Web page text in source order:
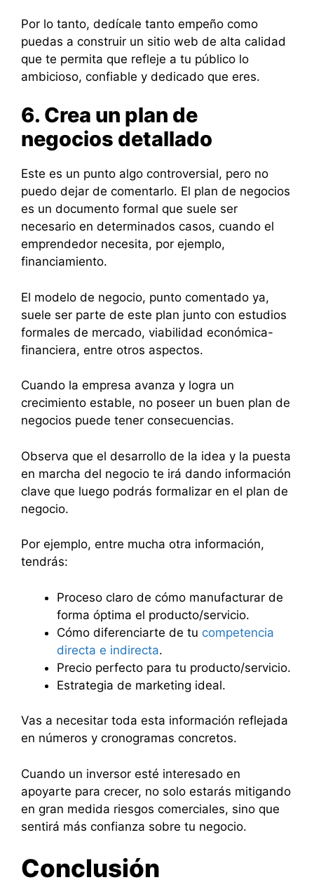
Por lo tanto, dedícale tanto empeño como
puedas a construir un sitio web de alta calidad
que te permita que refleje a tu público lo
ambicioso, confiable y dedicado que eres.
6. Crea un plan de
negocios detallado
Este es un punto algo controversial, pero no
puedo dejar de comentarlo. El plan de negocios
es un documento formal que suele ser
necesario en determinados casos, cuando el
emprendedor necesita, por ejemplo,
financiamiento.
El modelo de negocio, punto comentado ya,
suele ser parte de este plan junto con estudios
formales de mercado, viabilidad económica-
financiera, entre otros aspectos.
Cuando la empresa avanza y logra un
crecimiento estable, no poseer un buen plan de
negocios puede tener consecuencias.
Observa que el desarrollo de la idea y la puesta
en marcha del negocio te irá dando información
clave que luego podrás formalizar en el plan de
negocio.
Por ejemplo, entre mucha otra información,
tendrás:
Proceso claro de cómo manufacturar de
forma óptima el producto/servicio.
Cómo diferenciarte de tu competencia
directa e indirecta.
Precio perfecto para tu producto/servicio.
Estrategia de marketing ideal.
Vas a necesitar toda esta información reflejada
en números y cronogramas concretos.
Cuando un inversor esté interesado en
apoyarte para crecer, no solo estarás mitigando
en gran medida riesgos comerciales, sino que
sentirá más confianza sobre tu negocio.
Conclusión